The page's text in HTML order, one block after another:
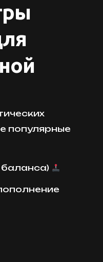
популярные